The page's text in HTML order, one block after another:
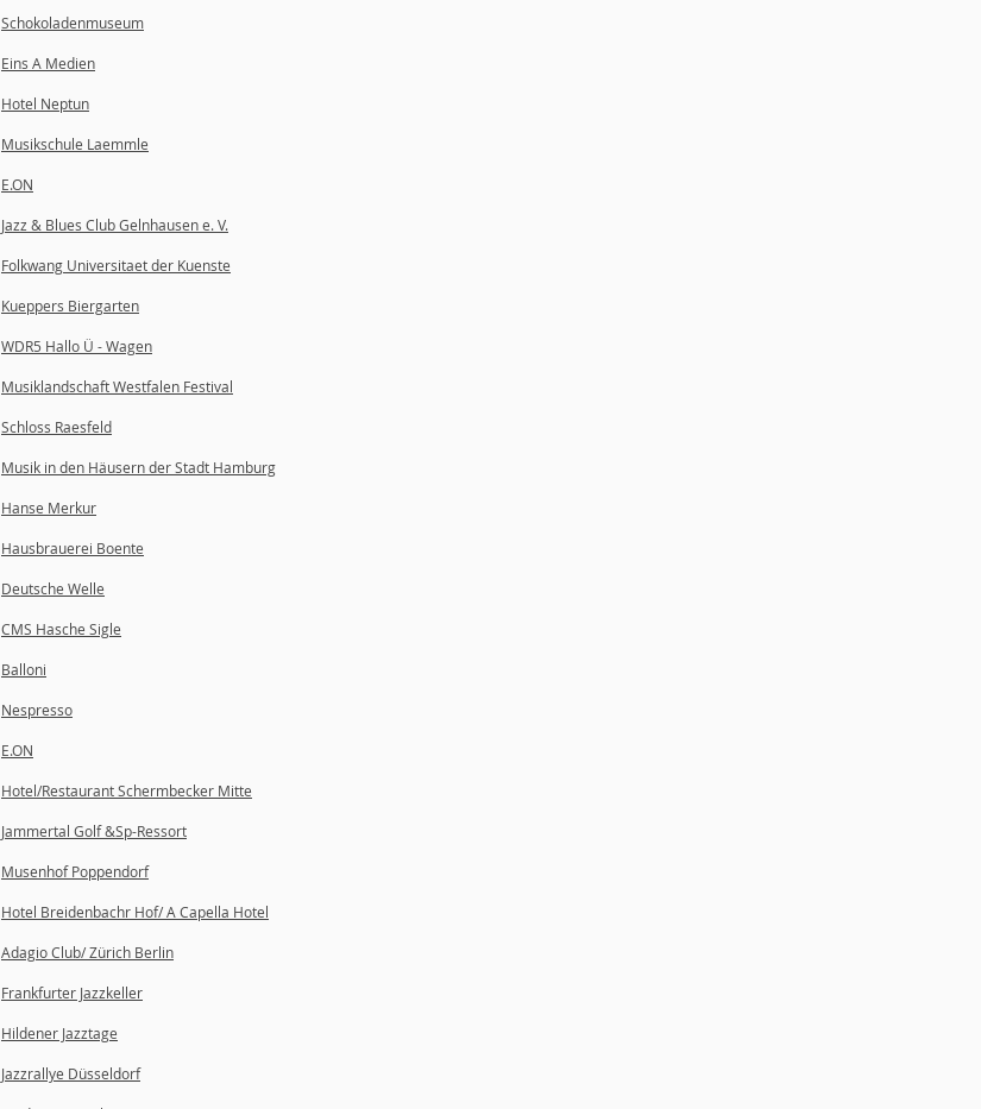
Schokoladenmuseum
Eins A Medien
Hotel Neptun
Musikschule Laemmle
E.ON
Jazz & Blues Club Gelnhausen e. V.
Folkwang Universitaet der Kuenste
Kueppers Biergarten
WDR5 Hallo Ü - Wagen
Musiklandschaft Westfalen Festival
Schloss Raesfeld
Musik in den Häusern der Stadt Hamburg
Hanse Merkur
Hausbrauerei Boente
Deutsche Welle
CMS Hasche Sigle
Balloni
Nespresso
E.ON
Hotel/Restaurant Schermbecker Mitte
Jammertal Golf &Sp-Ressort
Musenhof Poppendorf
Hotel Breidenbachr Hof/ A Capella Hotel
Adagio Club/ Zürich Berlin
Frankfurter Jazzkeller
Hildener Jazztage
Jazzrallye Düsseldorf